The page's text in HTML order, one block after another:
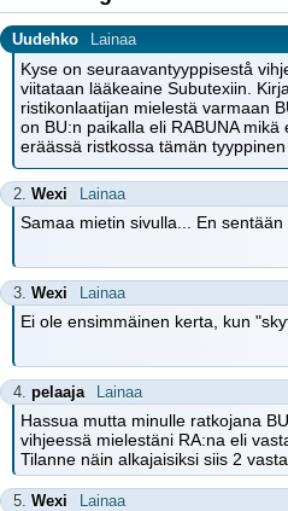
Uudehko Lainaa
Kyse on seuraavantyyppisestå
viitataan lääkeaine Subutexiin.
ristikonlaatijan mielestä varmaan
on BU:n paikalla eli RABUNA
eräässä ristkossa tämän
2. Wexi Lainaa
Samaa mietin sivulla... En sentään
3. Wexi Lainaa
Ei ole ensimmäinen kerta, kun
4. pelaaja Lainaa
Hassua mutta minulle ratkojana
vihjeessä mielestäni RA:na eli
Tilanne näin alkajaisiksi siis 2
5. Wexi Lainaa